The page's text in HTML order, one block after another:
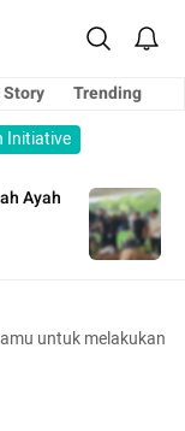
Trending
Initiative
Ayah
untuk melakukan